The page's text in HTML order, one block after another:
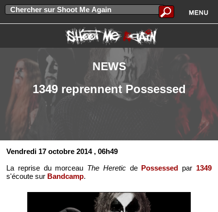
NEWS
1349 reprennent Possessed
Vendredi 17 octobre 2014 , 06h49
La reprise du morceau The Hereticde Possessed par 1349
s'écoute sur Bandcamp.